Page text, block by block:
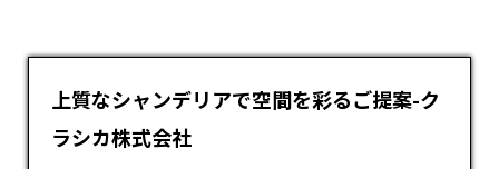
上質なシャンデリアで空間を彩るご提案-ク
ラシカ株式会社